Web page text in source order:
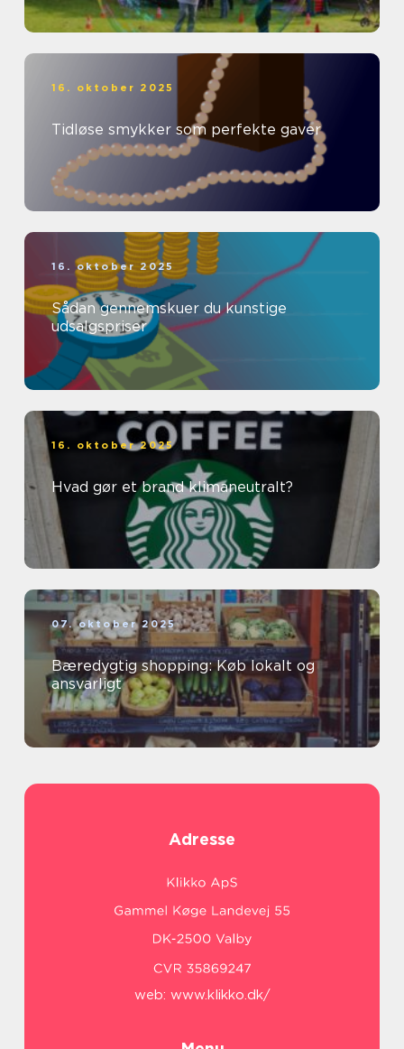
16. oktober 2025
Tidløse smykker som perfekte gaver
16. oktober 2025
Sådan gennemskuer du kunstige
udsalgspriser
16. oktober 2025
Hvad gør et brand klimaneutralt?
07. oktober 2025
Bæredygtig shopping: Køb lokalt og
ansvarligt
Adresse
web: www.klikko.dk/